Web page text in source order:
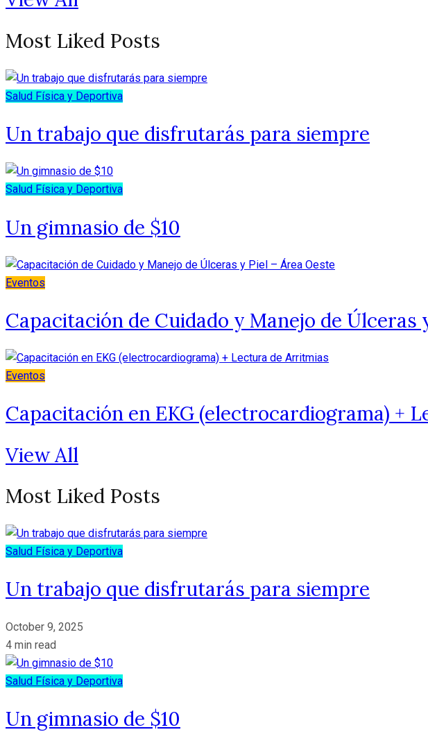
Most Liked Posts
Salud Física y Deportiva
Un trabajo que disfrutarás para siempre
Salud Física y Deportiva
Un gimnasio de $10
Eventos
Capacitación de Cuidado y Manejo de Úlceras
Eventos
Capacitación en EKG (electrocardiograma) +
View All
Most Liked Posts
Salud Física y Deportiva
Un trabajo que disfrutarás para siempre
October 9, 2025
4 min read
Salud Física y Deportiva
Un gimnasio de $10